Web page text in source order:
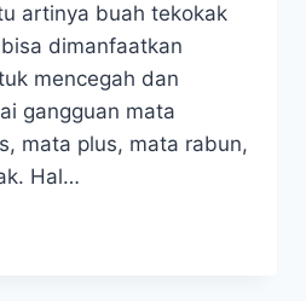
artinya buah tekokak
dimanfaatkan
mencegah dan
gangguan mata
mata plus, mata rabun,
Hal…